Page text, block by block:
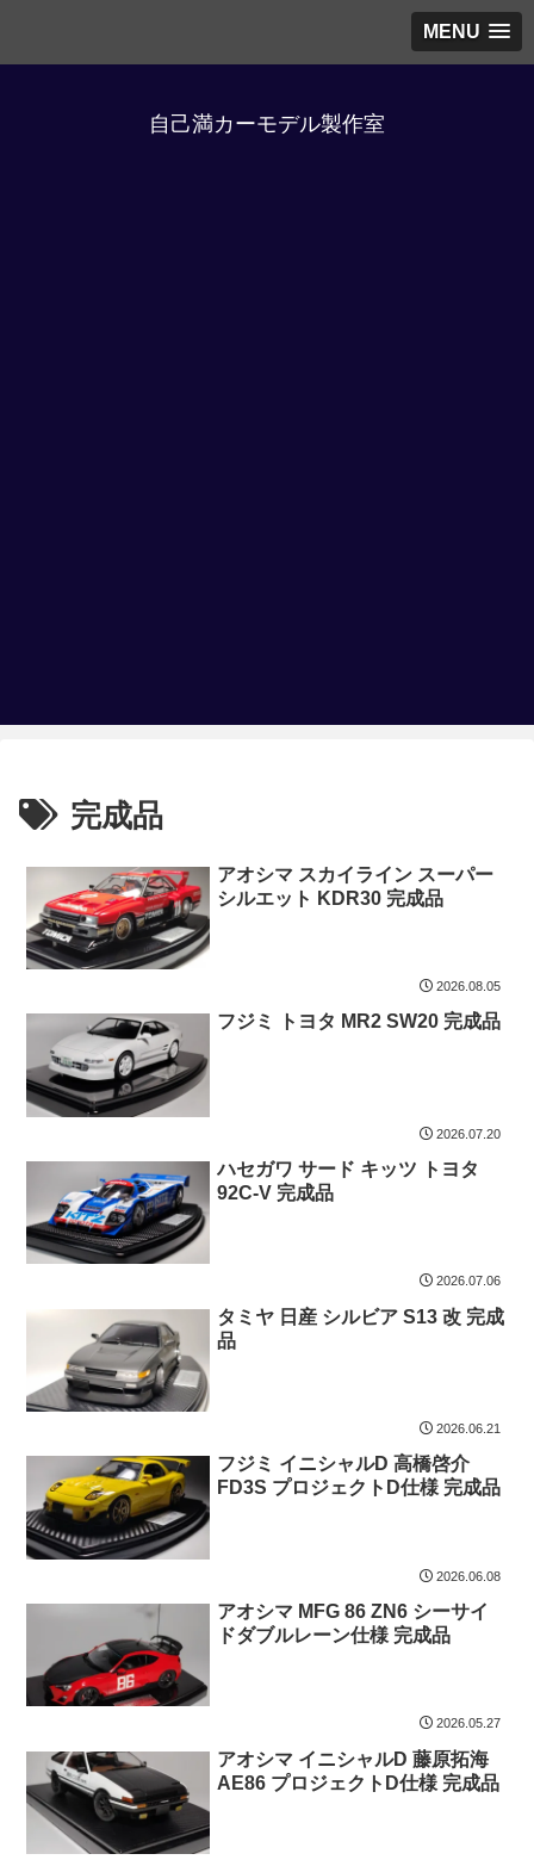
MENU
自己満カーモデル製作室
完成品
アオシマ スカイライン スーパー
シルエット KDR30 完成品
2026.08.05
フジミ トヨタ MR2 SW20 完成品
2026.07.20
ハセガワ サード キッツ トヨタ
92C-V 完成品
2026.07.06
タミヤ 日産 シルビア S13 改 完成
品
2026.06.21
フジミ イニシャルD 高橋啓介
FD3S プロジェクトD仕様 完成品
2026.06.08
アオシマ MFG 86 ZN6 シーサイ
ドダブルレーン仕様 完成品
2026.05.27
アオシマ イニシャルD 藤原拓海
AE86 プロジェクトD仕様 完成品